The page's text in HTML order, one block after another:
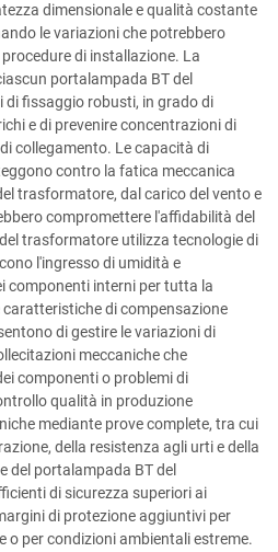
dimensionale e qualità costante
le variazioni che potrebbero
di installazione. La
portalampada BT del
fissaggio robusti, in grado di
e di prevenire concentrazioni di
collegamento. Le capacità di
contro la fatica meccanica
trasformatore, dal carico del vento e
compromettere l'affidabilità del
trasformatore utilizza tecnologie di
l'ingresso di umidità e
componenti interni per tutta la
di compensazione
di gestire le variazioni di
meccaniche che
componenti o problemi di
qualità in produzione
mediante prove complete, tra cui
della resistenza agli urti e della
del portalampada BT del
di sicurezza superiori ai
di protezione aggiuntivi per
o per condizioni ambientali estreme.